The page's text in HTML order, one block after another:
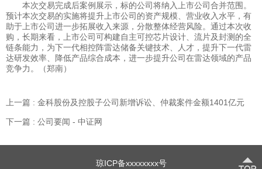
本次交易完成后案例展示 ，标的公司将纳入上市公司合并范围。
预计本次交易的实施将提升上市公司的资产规模、营业收入水平，有
助于上市公司进一步拓展收入来源，分散整体经营风险。通过本次收
购，长期来看，上市公司可构建自主可控芯片设计、流片及封测的全
链条能力，为下一代相控阵雷达储备关键技术、人才，提升下一代雷
达研发效率、降低产品综合成本，进一步提升公司在雷达领域的产品
竞争力。（郑南）
上一篇 : 金科股份及控股子公司新增诉讼、仲裁案件金额1401亿元
下一篇 : 公司要闻 - 中证网
琼ICP备xxxxxxxx号